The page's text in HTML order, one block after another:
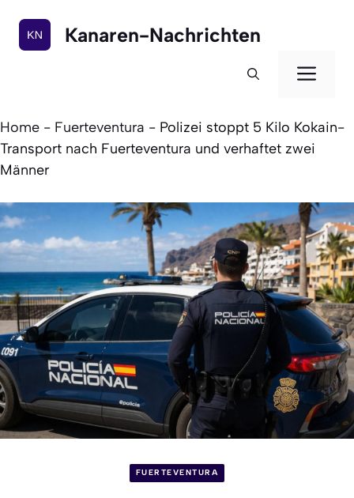
Inhalt
springen
Kanaren-Nachrichten
Home - Fuerteventura - Polizei stoppt 5 Kilo Kokain-
Transport nach Fuerteventura und verhaftet zwei
Männer
FUERTEVENTURA